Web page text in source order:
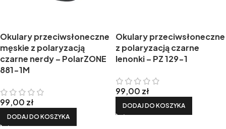
Okulary przeciwsłoneczne
męskie z polaryzacją
czarne nerdy – PolarZONE
881-1M
99,00 zł
DODAJ DO KOSZYKA
Okulary przeciwsłoneczne
z polaryzacją czarne
lenonki – PZ 129-1
99,00 zł
DODAJ DO KOSZYKA